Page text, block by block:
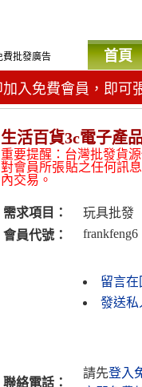
費批發廣告 首頁
加入免費會員，即可
生活百貨3c電子產
重要提醒：台灣批發貨
對會員所張貼之任何訊
內交易。
需求項目：
玩具批發
會員代號：
frankfeng6
留言
發送私
聯絡電話：
請先登入